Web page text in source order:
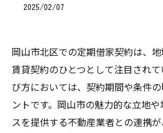
2025/02/07
岡山市北区での定期借家契約は、
賃貸契約のひとつとして注目され
び方においては、契約期間や条件
ントです。岡山市の魅力的な立地
スを提供する不動産業者との連携